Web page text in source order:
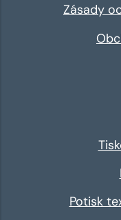
Zásady
Potisk